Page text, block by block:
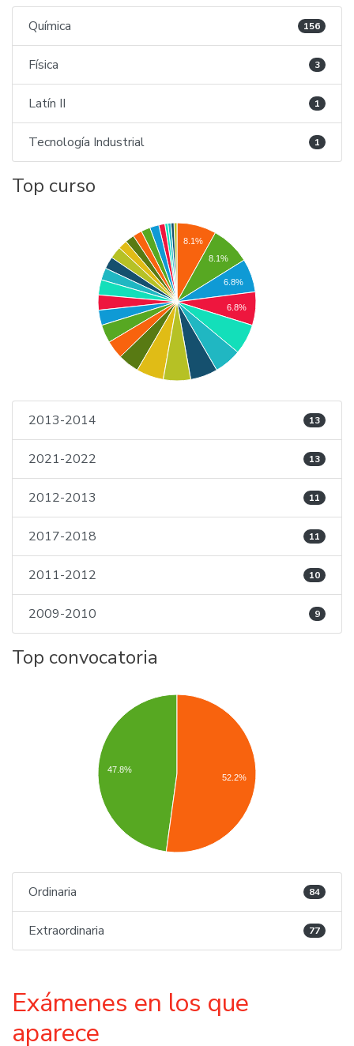
Química 156
Física 3
Latín II 1
Tecnología Industrial 1
Top curso
8.1%
8.1%
6.8%
6.8%
2013-2014 13
2021-2022 13
2012-2013 11
2017-2018 11
2011-2012 10
2009-2010 9
Top convocatoria
47.8%
52.2%
Ordinaria 84
Extraordinaria 77
Exámenes en los que
aparece